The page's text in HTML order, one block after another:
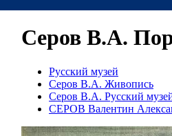
Серов В.А.
Русский музей
Серов В.А. Живопись
Серов В.А. Русский
СЕРОВ Валентин